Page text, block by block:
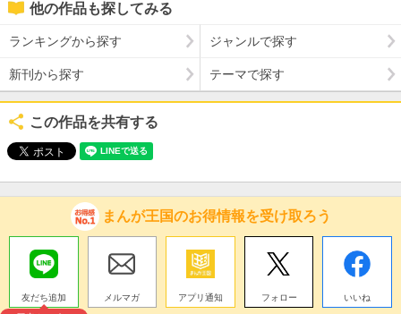
他の作品も探してみる
ランキングから探す ジャンルで探す
新刊から探す テーマで探す
この作品を共有する
まんが王国のお得情報を受け取ろう
友だち追加
メルマガ アプリ通知 フォロー いいね